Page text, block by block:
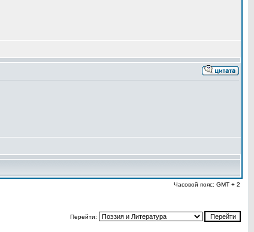
Часовой пояс: GMT + 2
Перейти: